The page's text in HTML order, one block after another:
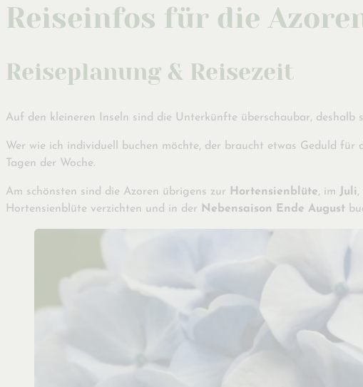
Reiseinfos für die
Reiseplanung & Reisezeit
Auf den kleineren Inseln sind die Unterkünfte überschaubar, deshalb
Wer wie ich individuell buchen möchte, der braucht etwas Geduld
Tagen der Woche.
Am schönsten sind die Azoren übrigens zur Hortensienblüte, im Juli,
Hortensienblüte verzichten und in der
Nebensaison Ende August